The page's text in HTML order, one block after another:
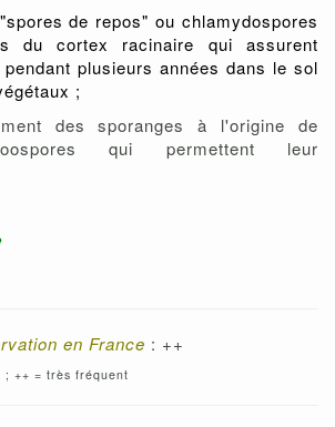
de repos" ou chlamydospores
du cortex racinaire qui assurent
plusieurs années dans le sol
;
des sporanges à l'origine de
qui permettent leur
en France : ++
++ = très fréquent